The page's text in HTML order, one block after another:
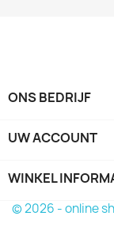
ONS BEDRIJF
UW ACCOUNT
WINKEL
© 2026 - online